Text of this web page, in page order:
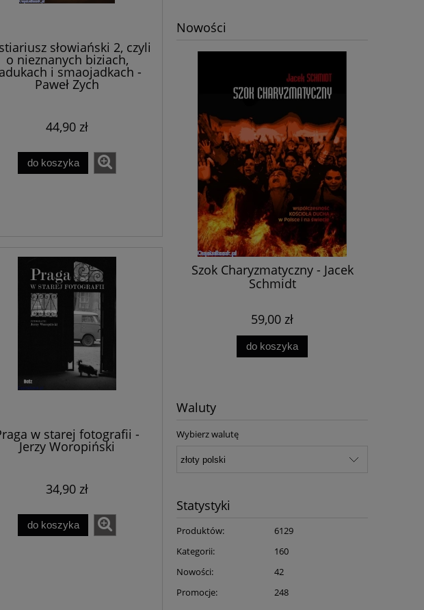
słowiański 2, czyli
o nieznanych biziach,
i smaojadkach -
Paweł Zych
44,90 zł
do koszyka
w starej fotografii -
Jerzy Woropiński
34,90 zł
do koszyka
Nowości
Kościół Ducha - Jacek Schmidt
59,00 zł
do koszyka
Szok Charyzmatyczny - Jacek
Schmidt
59,00 zł
do koszyka
Waluty
Wybierz walutę
Statystyki
Produktów:
6129
Kategorii:
160
Nowości:
42
Promocje:
248